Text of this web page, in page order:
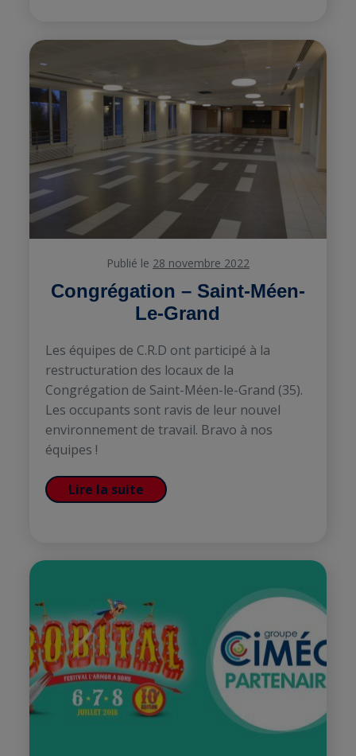
Congrégation – Saint-Méen-
Le-Grand
Publié le 28 novembre 2022
Les équipes de C.R.D ont participé à la
restructuration des locaux de la
Congrégation de Saint-Méen-le-Grand (35).
Les occupants sont ravis de leur nouvel
environnement de travail. Bravo à nos
équipes !
Lire la suite